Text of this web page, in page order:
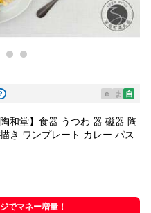
e ま 自
和堂】食器 うつわ 器 磁器 陶
き ワンプレート カレー パス
でマネー増量！